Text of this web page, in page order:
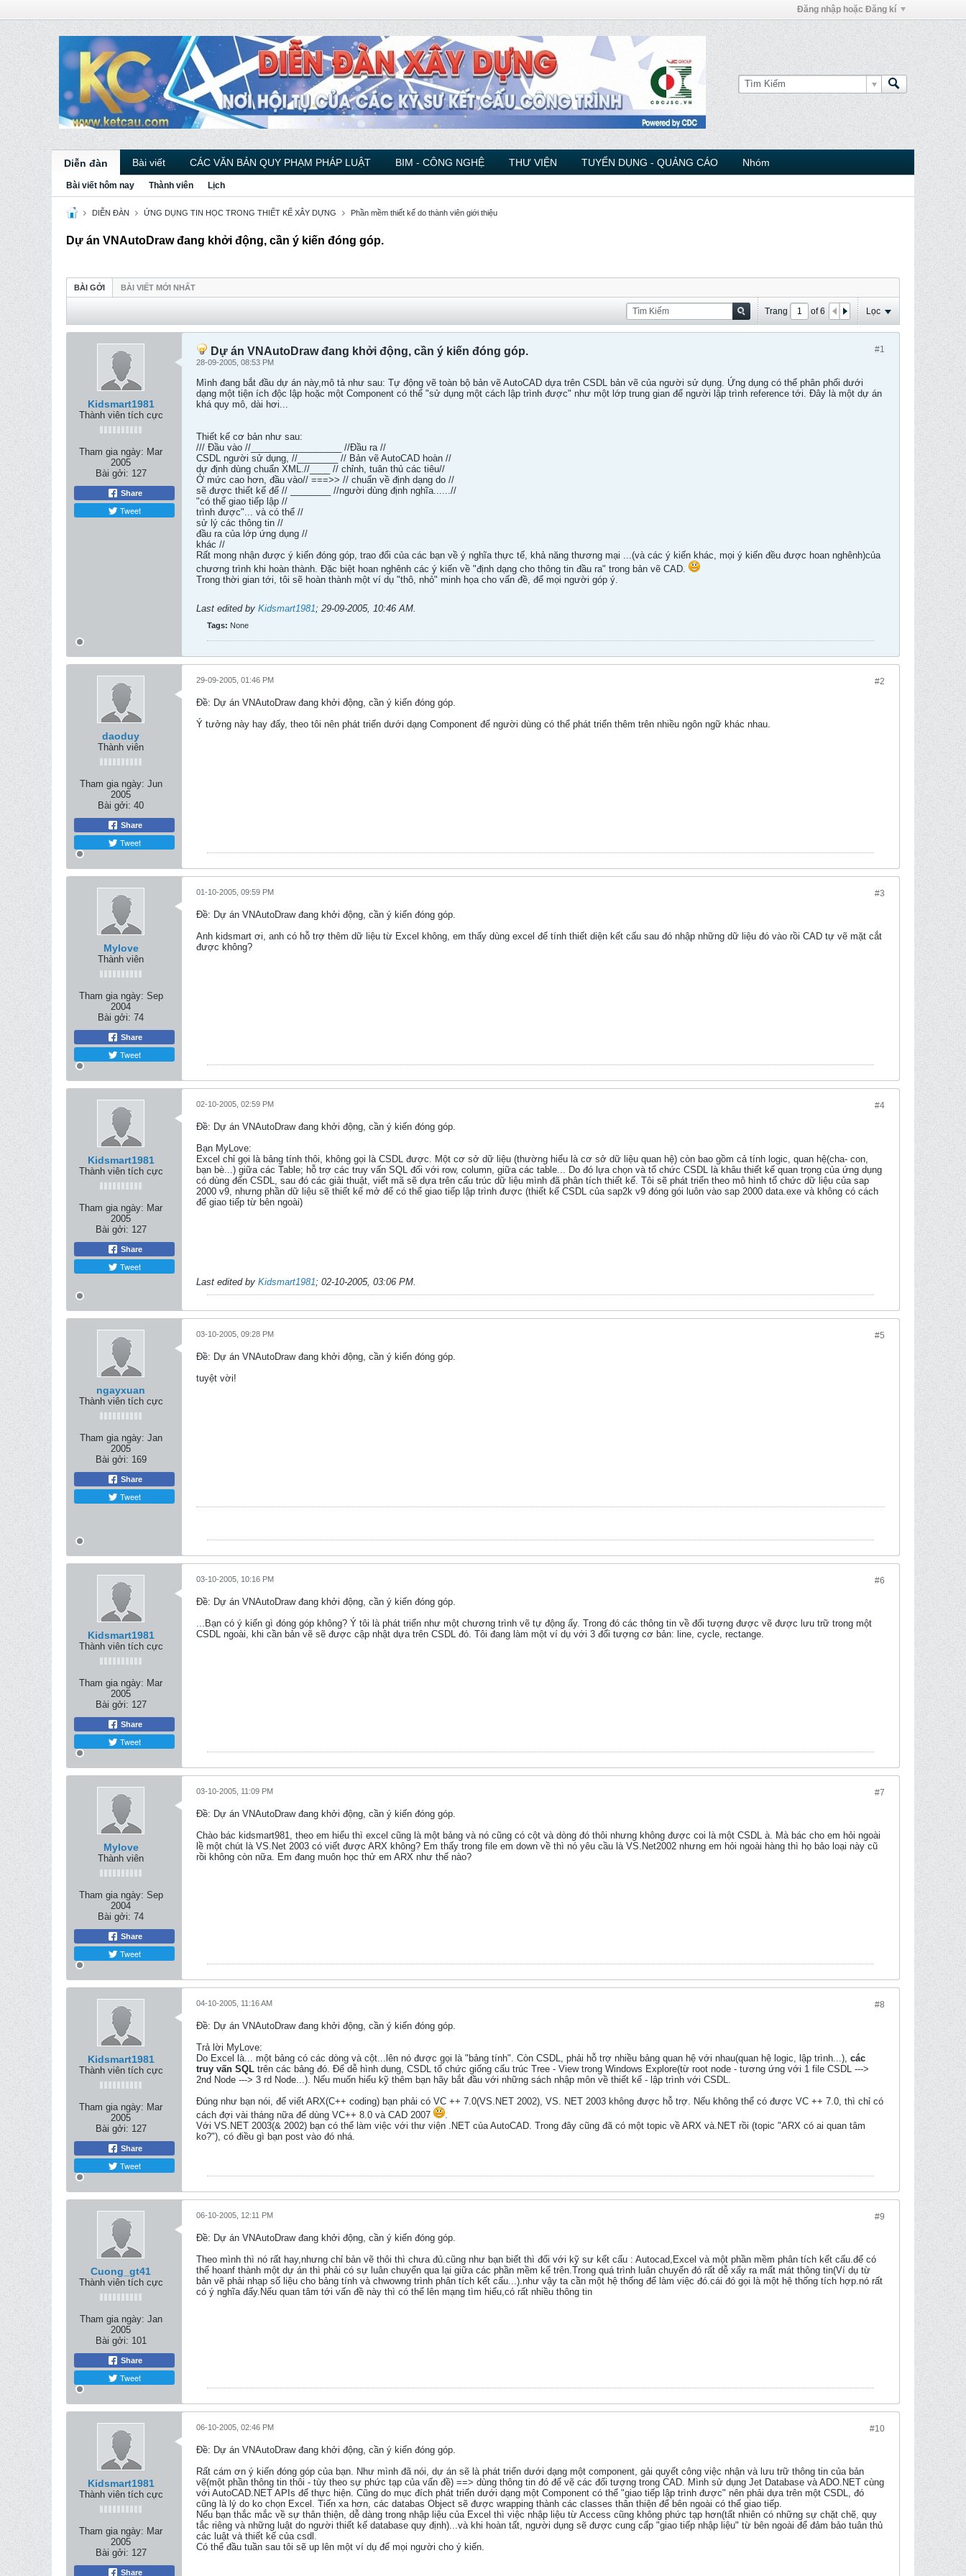
Đăng nhập hoặc Đăng kí
Diễn đàn Bài viết CÁC VĂN BẢN QUY PHẠM PHÁP LUẬT BIM - CÔNG NGHỆ THƯ VIỆN TUYỂN DỤNG - QUẢNG CÁO Nhóm
Bài viết hôm nay Thành viên Lịch
DIỄN ĐÀN ỨNG DỤNG TIN HỌC TRONG THIẾT KẾ XÂY DỰNG Phần mềm thiết kế do thành viên giới thiệu
Dự án VNAutoDraw đang khởi động, cần ý kiến đóng góp.
BÀI GỞI BÀI VIẾT MỚI NHẤT
Trang of6 Lọc
Kidsmart1981
Thành viên tích cực
Tham gia ngày: Mar
2005
Bài gởi: 127
Share
Tweet
#1
Dự án VNAutoDraw đang khởi động, cần ý kiến đóng góp.
28-09-2005, 08:53 PM
Mình đang bắt đầu dự án này,mô tả như sau: Tự động vẽ toàn bộ bản vẽ AutoCAD dựa trên CSDL bản vẽ của người sử dụng. Ứng dụng có thể phân phối dưới
dạng một tiện ích độc lập hoặc một Component có thể "sử dụng một cách lập trình được" như một lớp trung gian để người lập trình reference tới. Đây là một dự án
khá quy mô, dài hơi...
Thiết kế cơ bản như sau:
/// Đầu vào //__________________ //Đầu ra //
CSDL người sử dụng, //________ // Bản vẽ AutoCAD hoàn //
dự định dùng chuẩn XML.//____ // chỉnh, tuân thủ các tiêu//
Ở mức cao hơn, đầu vào// ===>> // chuẩn về định dạng do //
sẽ được thiết kế để // ________ //người dùng định nghĩa......//
"có thể giao tiếp lập //
trình được"... và có thể //
sử lý các thông tin //
đầu ra của lớp ứng dụng //
khác //
Rất mong nhận được ý kiến đóng góp, trao đổi của các bạn về ý nghĩa thực tế, khả năng thương mại ...(và các ý kiến khác, mọi ý kiến đều được hoan nghênh)của
chương trình khi hoàn thành. Đặc biệt hoan nghênh các ý kiến về "định dạng cho thông tin đầu ra" trong bản vẽ CAD.
Trong thời gian tới, tôi sẽ hoàn thành một ví dụ "thô, nhỏ" minh họa cho vấn đề, để mọi người góp ý.
Last edited by Kidsmart1981; 29-09-2005, 10:46 AM.
Tags: None
daoduy
Thành viên
Tham gia ngày: Jun
2005
Bài gởi: 40
Share
Tweet
#2
29-09-2005, 01:46 PM
Ðề: Dự án VNAutoDraw đang khởi động, cần ý kiến đóng góp.
Ý tưởng này hay đấy, theo tôi nên phát triển dưới dạng Component để người dùng có thể phát triển thêm trên nhiều ngôn ngữ khác nhau.
Mylove
Thành viên
Tham gia ngày: Sep
2004
Bài gởi: 74
Share
Tweet
#3
01-10-2005, 09:59 PM
Ðề: Dự án VNAutoDraw đang khởi động, cần ý kiến đóng góp.
Anh kidsmart ơi, anh có hỗ trợ thêm dữ liệu từ Excel không, em thấy dùng excel để tính thiết diện kết cấu sau đó nhập những dữ liệu đó vào rồi CAD tự vẽ mặt cắt
được không?
Kidsmart1981
Thành viên tích cực
Tham gia ngày: Mar
2005
Bài gởi: 127
Share
Tweet
#4
02-10-2005, 02:59 PM
Ðề: Dự án VNAutoDraw đang khởi động, cần ý kiến đóng góp.
Bạn MyLove:
Excel chỉ gọi là bảng tính thôi, không gọi là CSDL được. Một cơ sở dữ liệu (thường hiểu là cơ sở dữ liệu quan hệ) còn bao gồm cả tính logic, quan hệ(cha- con,
bạn bè...) giữa các Table; hỗ trợ các truy vấn SQL đối với row, column, giữa các table... Do đó lựa chọn và tổ chức CSDL là khâu thiết kế quan trọng của ứng dụng
có dùng đến CSDL, sau đó các giải thuật, viết mã sẽ dựa trên cấu trúc dữ liệu mình đã phân tích thiết kế. Tôi sẽ phát triển theo mô hình tổ chức dữ liệu của sap
2000 v9, nhưng phần dữ liệu sẽ thiết kế mở để có thể giao tiếp lập trình được (thiết kế CSDL của sap2k v9 đóng gói luôn vào sap 2000 data.exe và không có cách
để giao tiếp từ bên ngoài)
Last edited by Kidsmart1981; 02-10-2005, 03:06 PM.
ngayxuan
Thành viên tích cực
Tham gia ngày: Jan
2005
Bài gởi: 169
Share
Tweet
#5
03-10-2005, 09:28 PM
Ðề: Dự án VNAutoDraw đang khởi động, cần ý kiến đóng góp.
tuyệt vời!
Kidsmart1981
Thành viên tích cực
Tham gia ngày: Mar
2005
Bài gởi: 127
Share
Tweet
#6
03-10-2005, 10:16 PM
Ðề: Dự án VNAutoDraw đang khởi động, cần ý kiến đóng góp.
...Bạn có ý kiến gì đóng góp không? Ý tôi là phát triển như một chương trình vẽ tự động ấy. Trong đó các thông tin về đối tượng được vẽ được lưu trữ trong một
CSDL ngoài, khi cần bản vẽ sẽ được cập nhật dựa trên CSDL đó. Tôi đang làm một ví dụ với 3 đối tượng cơ bản: line, cycle, rectange.
Mylove
Thành viên
Tham gia ngày: Sep
2004
Bài gởi: 74
Share
Tweet
#7
03-10-2005, 11:09 PM
Ðề: Dự án VNAutoDraw đang khởi động, cần ý kiến đóng góp.
Chào bác kidsmart981, theo em hiểu thì excel cũng là một bảng và nó cũng có cột và dòng đó thôi nhưng không được coi là một CSDL à. Mà bác cho em hỏi ngoài
lề một chút là VS.Net 2003 có viết được ARX không? Em thấy trong file em down về thì nó yêu cầu là VS.Net2002 nhưng em hỏi ngoài hàng thì họ bảo loại này cũ
rồi không còn nữa. Em đang muôn học thử em ARX như thế nào?
Kidsmart1981
Thành viên tích cực
Tham gia ngày: Mar
2005
Bài gởi: 127
Share
Tweet
#8
04-10-2005, 11:16 AM
Ðề: Dự án VNAutoDraw đang khởi động, cần ý kiến đóng góp.
Trả lời MyLove:
Do Excel là... một bảng có các dòng và cột...lên nó được gọi là "bảng tính". Còn CSDL, phải hỗ trợ nhiều bảng quan hệ với nhau(quan hệ logic, lập trình...), các
truy vấn SQL trên các bảng đó. Để dễ hình dung, CSDL tổ chức giống cấu trúc Tree - View trong Windows Explore(từ root node - tương ứng với 1 file CSDL --->
2nd Node ---> 3 rd Node...). Nếu muốn hiểu kỹ thêm bạn hãy bắt đầu với những sách nhập môn về thiết kế - lập trình với CSDL.
Đúng như bạn nói, để viết ARX(C++ coding) bạn phải có VC ++ 7.0(VS.NET 2002), VS. NET 2003 không được hỗ trợ. Nếu không thể có được VC ++ 7.0, thì chỉ có
cách đợi vài tháng nữa để dùng VC++ 8.0 và CAD 2007
.
Với VS.NET 2003(& 2002) bạn có thể làm việc với thư viện .NET của AutoCAD. Trong đây cũng đã có một topic về ARX và.NET rồi (topic "ARX có ai quan tâm
ko?"), có điều gì bạn post vào đó nhá.
Cuong_gt41
Thành viên tích cực
Tham gia ngày: Jan
2005
Bài gởi: 101
Share
Tweet
#9
06-10-2005, 12:11 PM
Ðề: Dự án VNAutoDraw đang khởi động, cần ý kiến đóng góp.
Theo mình thì nó rất hay,nhưng chỉ bản vẽ thôi thì chưa đủ.cũng như bạn biết thì đối với kỹ sư kết cấu : Autocad,Excel và một phần mềm phân tích kết cấu.để có
thể hoanf thành một dự án thì phải có sự luân chuyển qua lại giữa các phần mềm kể trên.Trong quá trình luân chuyển đó rất dễ xẩy ra mất mát thông tin(Ví dụ từ
bản vẽ phải nhạp số liệu cho bảng tính và chwowng trình phân tích kết cấu...).như vậy ta cần một hệ thống để làm việc đó.cái đó gọi là một hệ thống tích hợp.nó rất
có ý nghĩa đấy.Nếu quan tâm tới vấn đề này thì có thể lên mạng tìm hiểu,có rất nhiều thông tin
Kidsmart1981
Thành viên tích cực
Tham gia ngày: Mar
2005
Bài gởi: 127
Share
#10
06-10-2005, 02:46 PM
Ðề: Dự án VNAutoDraw đang khởi động, cần ý kiến đóng góp.
Rất cám ơn ý kiến đóng góp của bạn. Như mình đã nói, dự án sẽ là phát triển dưới dạng một component, gải quyết công việc nhận và lưu trữ thông tin của bản
vẽ(một phần thông tin thôi - tùy theo sự phức tạp của vấn đề) ==> dùng thông tin đó để vẽ các đối tượng trong CAD. Mình sử dụng Jet Database và ADO.NET cùng
với AutoCAD.NET APIs để thực hiện. Cũng do mục đích phát triển dưới dạng một Component có thể "giao tiếp lập trình được" nên phải dựa trên một CSDL, đó
cũng là lý do ko chọn Excel. Tiến xa hơn, các databas Object sẽ được wrapping thành các classes thân thiện để bên ngoài có thể giao tiếp.
Nếu bạn thắc mắc về sự thân thiện, dễ dàng trong nhập liệu của Excel thì việc nhập liệu từ Access cũng không phức tạp hơn(tất nhiên có những sự chặt chẽ, quy
tắc riêng và những luật do người thiết kế database quy định)...và khi hoàn tất, người dụng sẽ được cung cấp "giao tiếp nhập liệu" từ bên ngoài để đảm bảo tuân thủ
các luật và thiết kế của csdl.
Có thể đầu tuần sau tôi sẽ up lên một ví dụ để mọi người cho ý kiến.